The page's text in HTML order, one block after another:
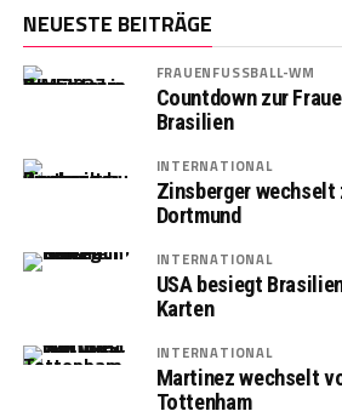
NEUESTE BEITRÄGE
FRAUENFUSSBALL-WM
Countdown zur
Brasilien
INTERNATIONAL
Zinsberger wechselt
Dortmund
INTERNATIONAL
USA besiegt
Karten
INTERNATIONAL
Martinez wechselt
Tottenham